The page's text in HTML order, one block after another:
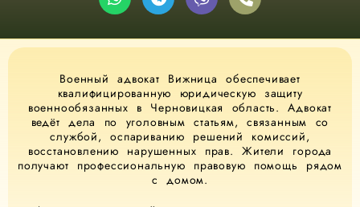
Военный адвокат Вижница обеспечивает
квалифицированную юридическую защиту
военнообязанных в Черновицкая область. Адвокат
ведёт дела по уголовным статьям, связанным со
службой, оспариванию решений комиссий,
восстановлению нарушенных прав. Жители города
получают профессиональную правовую помощь рядом
с домом.